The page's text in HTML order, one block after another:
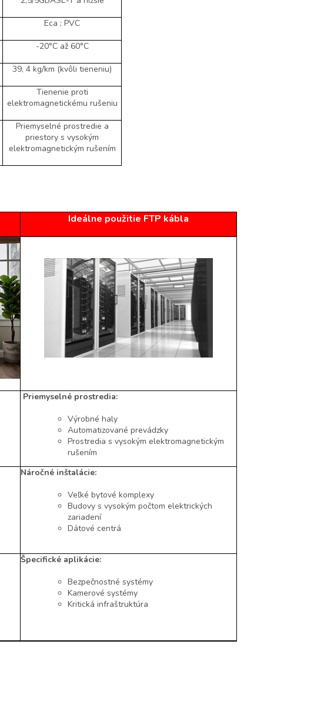
Eca ; PVC
-20°C až 60°C
39, 4 kg/km (kvôli tieneniu)
Tienenie proti
elektromagnetickému rušeniu
Priemyselné prostredie a
priestory s vysokým
elektromagnetickým rušením
Ideálne použitie FTP kábla
Priemyselné prostredia:
Výrobné haly
Automatizované prevádzky
Prostredia s vysokým elektromagnetickým
rušením
Náročné inštalácie:
Veľké bytové komplexy
Budovy s vysokým počtom elektrických
zariadení
Dátové centrá
Špecifické aplikácie:
Bezpečnostné systémy
Kamerové systémy
Kritická infraštruktúra